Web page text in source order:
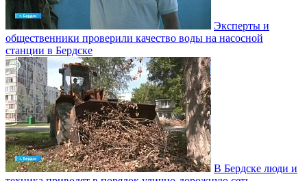
Эксперты и
общественники проверили качество воды на насосной
станции в Бердске
В Бердске люди и